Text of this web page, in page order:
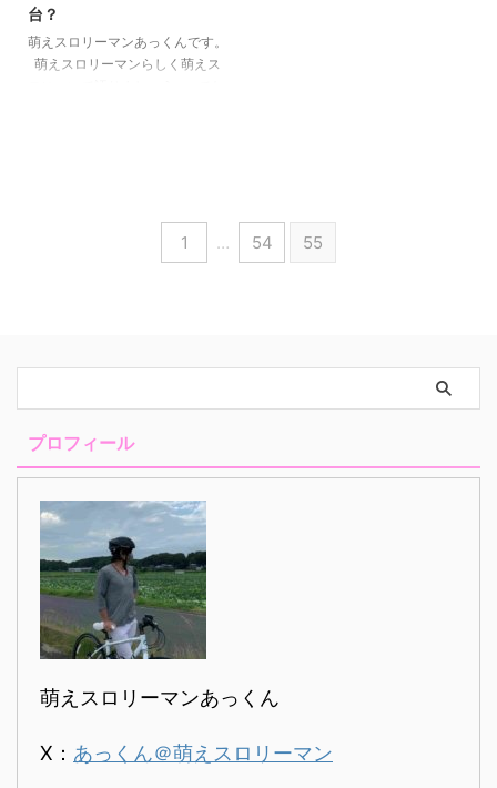
台？
萌えスロリーマンあっくんです。
萌えスロリーマンらしく萌えス
テと着くのはアニメの2期のタイ
トルです。 その時期のストーリ
ーを使っているので 名前にフォ
1 … 54 55
プロフィール
萌えスロリーマンあっくん
X： あっくん＠萌えスロリーマン